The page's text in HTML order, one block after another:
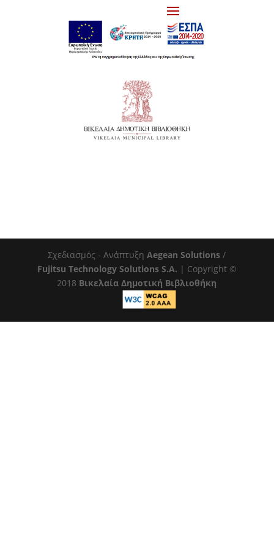
Σχεδιασμός - ΑνάπτυξηAegean Solutions /
Fujitsu Technology Solutions S.A. | Copyright ©
2018 Βικελαία Δημοτική Βιβλιοθήκη